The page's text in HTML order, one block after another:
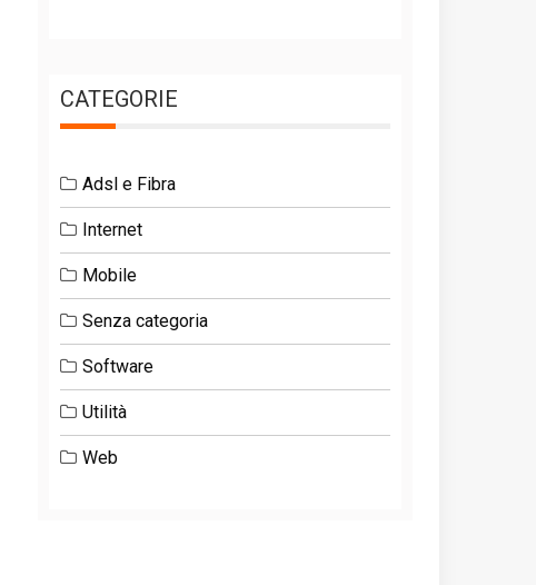
CATEGORIE
Adsl e Fibra
Internet
Mobile
Senza categoria
Software
Utilità
Web